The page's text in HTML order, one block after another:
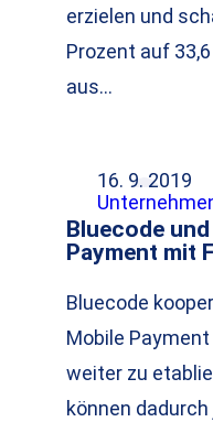
erzielen und
Prozent auf
aus…
16. 9. 2019
Bluecode
Payment mit
Bluecode
Mobile
weiter zu
können